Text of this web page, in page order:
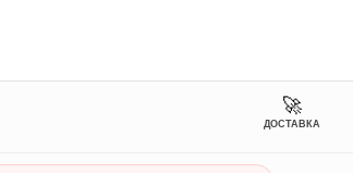
🚀
ДОСТАВКА